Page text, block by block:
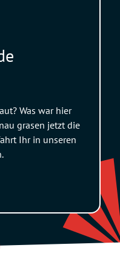
Was war hier
grasen jetzt die
Ihr in unseren